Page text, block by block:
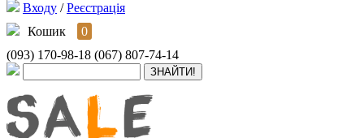
Входу / Реєстрація
Кошик
0
(093) 170-98-18 (067) 807-74-14